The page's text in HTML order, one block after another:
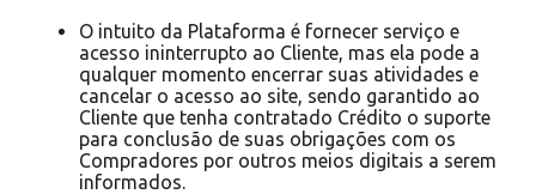
O intuito da Plataforma é fornecer serviço e
acesso ininterrupto ao Cliente, mas ela pode a
qualquer momento encerrar suas atividades e
cancelar o acesso ao site, sendo garantido ao
Cliente que tenha contratado Crédito o suporte
para conclusão de suas obrigações com os
Compradores por outros meios digitais a serem
informados.